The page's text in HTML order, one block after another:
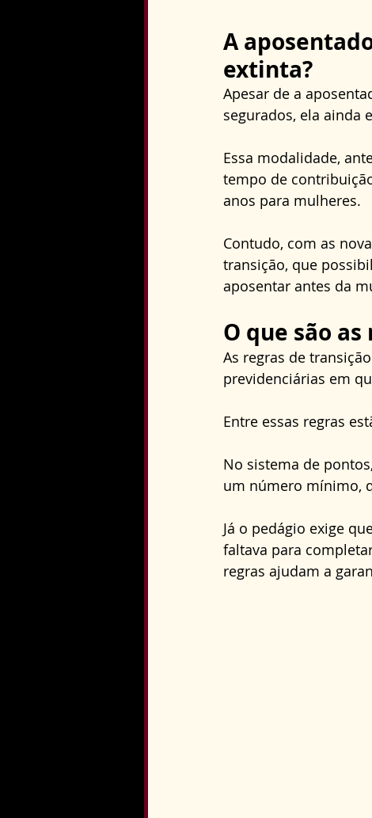
A
extinta?
Apesar de a
segurados, ela ainda
Essa modalidade,
tempo de
anos para mulheres.
Contudo, com as
transição, que
aposentar antes da
O que são
As regras de
previdenciárias em
Entre essas regras
No sistema de
um número mínimo,
Já o pedágio exige
faltava para
regras ajudam a